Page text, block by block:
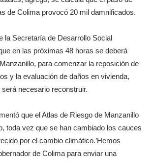
de Colima provocó 20 mil damnificados.
la Secretaría de Desarrollo Social
en las próximas 48 horas se deberá
para comenzar la reposición de
y la evaluación de daños en vivienda,
necesario reconstruir.
que el Atlas de Riesgo de Manzanillo
toda vez que se han cambiado los cauces
por el cambio climático.’Hemos
de Colima para enviar una